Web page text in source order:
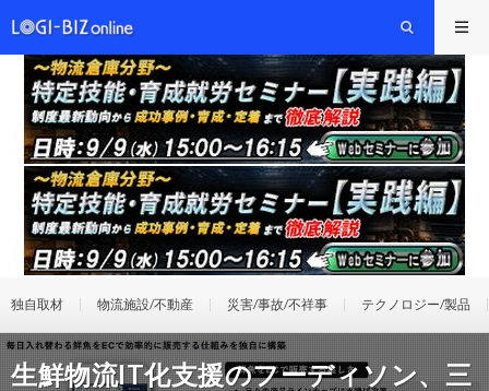
独自取材 物流施設/不動産 災害/事故/不祥事 テクノロジー/製品
生鮮物流IT化支援のフーディソン、三